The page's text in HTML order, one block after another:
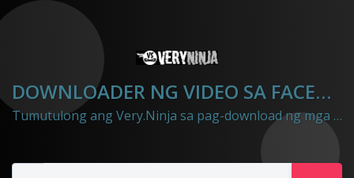
DOWNLOADER NG VIDEO SA FACEBOOK
Tumutulong ang Very.Ninja sa pag-download ng mga Mga Video mula sa Einthusan hanggang mp4 file